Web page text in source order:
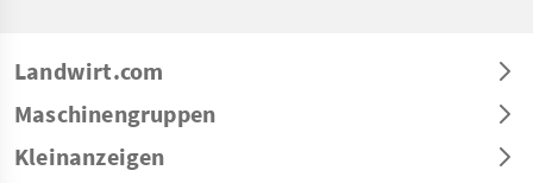
Landwirt.com
Maschinengruppen
Kleinanzeigen